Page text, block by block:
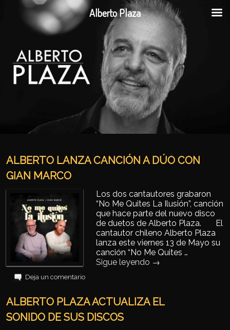
ALBERTO LANZA CANCIÓN A DÚO CON
GIAN MARCO
Los dos cantautores grabaron
“No Me Quites La Ilusión”, canción
que hace parte del nuevo disco
de duetos de Alberto Plaza. El
cantautor chileno Alberto Plaza
lanza este viernes 13 de Mayo su
canción “No Me Quites …
Sigue leyendo →
Deja un comentario
ALBERTO PLAZA ACTUALIZA EL
SONIDO DE SUS DISCOS
Alberto Plaza